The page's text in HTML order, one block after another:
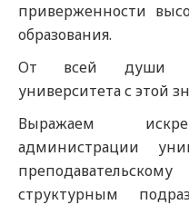
приверженности
образования.
От всей души
университета с этой
Выражаем
администрации
структурным